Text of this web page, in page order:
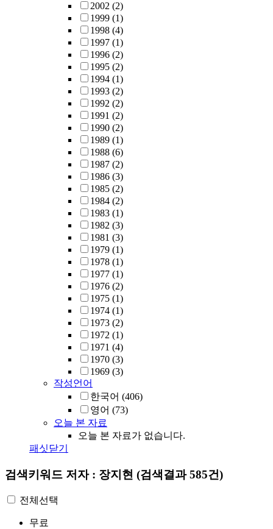
2002 (2)
1999 (1)
1998 (4)
1997 (1)
1996 (2)
1995 (2)
1994 (1)
1993 (2)
1992 (2)
1991 (2)
1990 (2)
1989 (1)
1988 (6)
1987 (2)
1986 (3)
1985 (2)
1984 (2)
1983 (1)
1982 (3)
1981 (3)
1979 (1)
1978 (1)
1977 (1)
1976 (2)
1975 (1)
1974 (1)
1973 (2)
1972 (1)
1971 (4)
1970 (3)
1969 (3)
작성언어
한국어 (406)
영어 (73)
오늘 본 자료
오늘 본 자료가 없습니다.
패싯닫기
검색키워드 저자 : 장지현 (검색결과 585건)
전체선택
무료